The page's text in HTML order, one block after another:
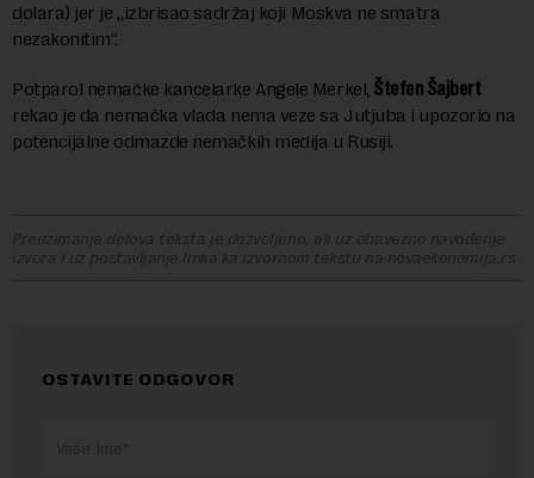
dolara) jer je „izbrisao sadržaj koji Moskva ne smatra
nezakonitim“.
Potparol nemačke kancelarke Angele Merkel, Štefen Šajbert
rekao je da nemačka vlada nema veze sa Jutjuba i upozorio na
potencijalne odmazde nemačkih medija u Rusiji.
Preuzimanje delova teksta je dozvoljeno, ali uz obavezno navođenje
izvora i uz postavljanje linka ka izvornom tekstu na novaekonomija.rs
OSTAVITE ODGOVOR